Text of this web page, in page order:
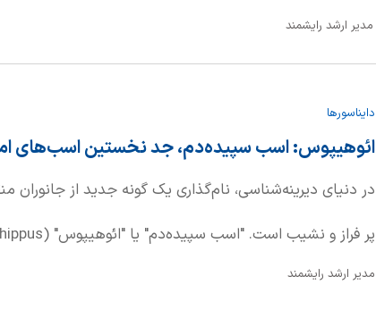
دینوکیروس می‌پردازیم.
مدیر ارشد رایشمند
دایناسورها
ائوهیپوس: اسب سپیده‌دم، جد نخستین اسب‌های
در دنیای دیرینه‌شناسی، نام‌گذاری یک گونه جدید از
مدیر ارشد رایشمند